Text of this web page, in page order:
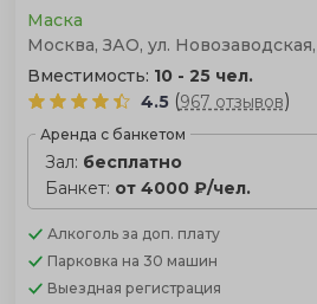
Маска
Москва, ЗАО, ул.
Вместимость: 10 - 25 чел.
4.5 (967 отзывов)
Аренда с банкетом
Зал: бесплатно
Банкет: от 4000 ₽/чел.
Алкоголь за доп. плату
Парковка на 30 машин
Выездная регистрация